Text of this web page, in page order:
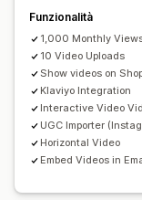
Funzionalità
1,000 Monthly
10 Video Uploads
Show videos on
Klaviyo Integration
Interactive Video
UGC Importer
Horizontal Video
Embed Videos in